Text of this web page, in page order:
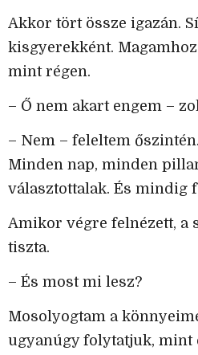
Akkor tört össze igazán.
kisgyerekként.
mint régen.
– Ő nem akart engem –
– Nem – feleltem
Minden nap, minden
választottalak. És mindig
Amikor végre felnézett, a
tiszta.
– És most mi lesz?
Mosolyogtam a
ugyanúgy folytatjuk, mint